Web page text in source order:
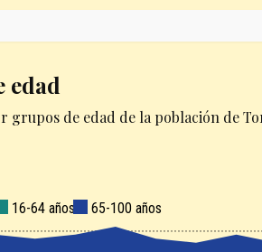
edad
grupos de edad de la población de
16-64 años 65-100 años